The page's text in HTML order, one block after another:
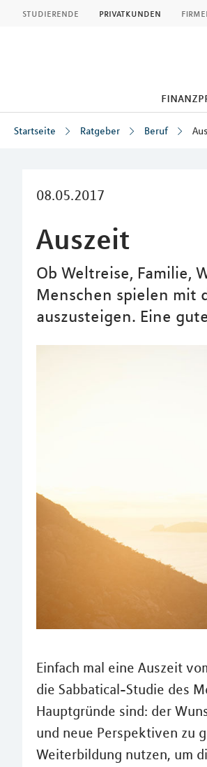
studierende privatkunden
Startseite Ratgeber Beruf
08.05.2017
Auszeit
Ob Weltreise, Familie,
Menschen spielen mit
auszusteigen. Eine
Einfach mal eine Auszeit
die Sabbatical-Studie des
Hauptgründe sind: der
und neue Perspektiven zu
Weiterbildung nutzen, um